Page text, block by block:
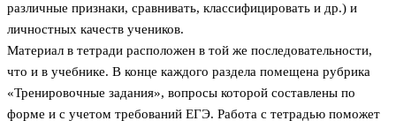
различные признаки, сравнивать, классифицировать и др.) и
личностных качеств учеников.
Материал в тетради расположен в той же последовательности,
что и в учебнике. В конце каждого раздела помещена рубрика
«Тренировочные задания», вопросы которой составлены по
форме и с учетом требований ЕГЭ. Работа с тетрадью поможет